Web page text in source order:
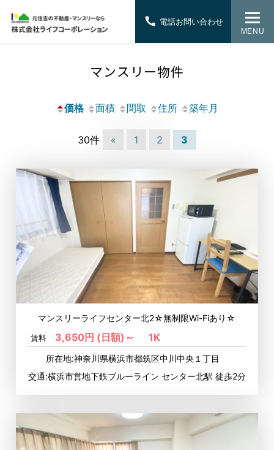
MENU
マンスリー物件
価格 面積 間取 住所 築年月
30件 « 1 2 3
マンスリーライフセンター北2☆無制限Wi-Fiあり☆
賃料 3,650円 (日額)～ 1K
所在地:神奈川県横浜市都筑区中川中央１丁目
交通:横浜市営地下鉄ブルーライン センター北駅 徒歩2分
電話お問い合わせ